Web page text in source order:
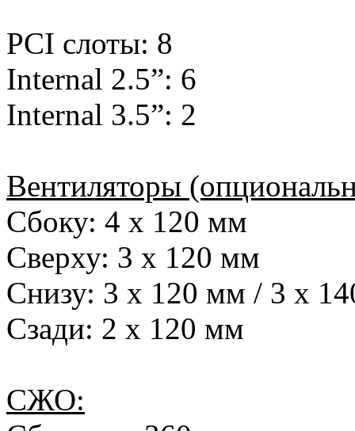
PCI слоты: 8
Internal 2.5”: 6
Internal 3.5”: 2
Вентиляторы
Сбоку: 4 х 120 мм
Сверху: 3 х 120 мм
Снизу: 3 х 120 мм / 3 х
Сзади: 2 х 120 мм
СЖО: